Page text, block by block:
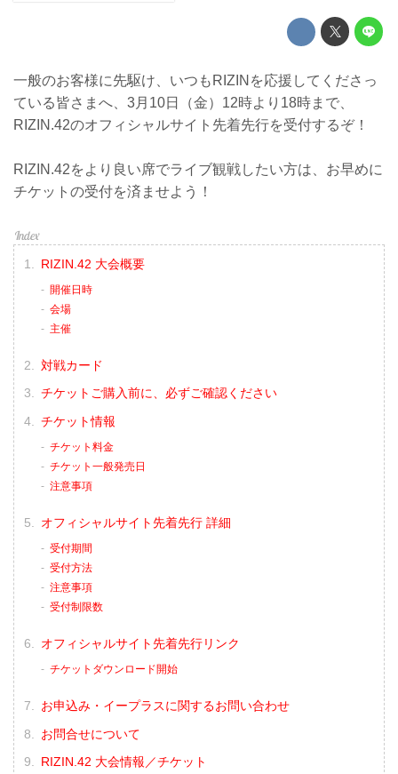
一般のお客様に先駆け、いつもRIZINを応援してくださっ
ている皆さまへ、3月10日（金）12時より18時まで、
RIZIN.42のオフィシャルサイト先着先行を受付するぞ！
RIZIN.42をより良い席でライブ観戦したい方は、お早めに
チケットの受付を済ませよう！
RIZIN.42 大会概要
開催日時
会場
主催
対戦カード
チケットご購入前に、必ずご確認ください
チケット情報
チケット料金
チケット一般発売日
注意事項
オフィシャルサイト先着先行 詳細
受付期間
受付方法
注意事項
受付制限数
オフィシャルサイト先着先行リンク
チケットダウンロード開始
お申込み・イープラスに関するお問い合わせ
お問合せについて
RIZIN.42 大会情報／チケット